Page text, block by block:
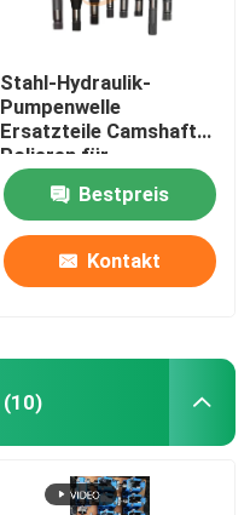
Stahl-Hydraulik-
Pumpenwelle
Ersatzteile Camshaft
Polieren für
Betonpumpen
Bestpreis
Kontakt
(10)